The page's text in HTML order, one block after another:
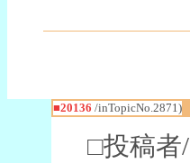
■20136 /inTopicNo.2871)
□投稿者/